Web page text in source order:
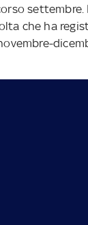
settembre.
che ha